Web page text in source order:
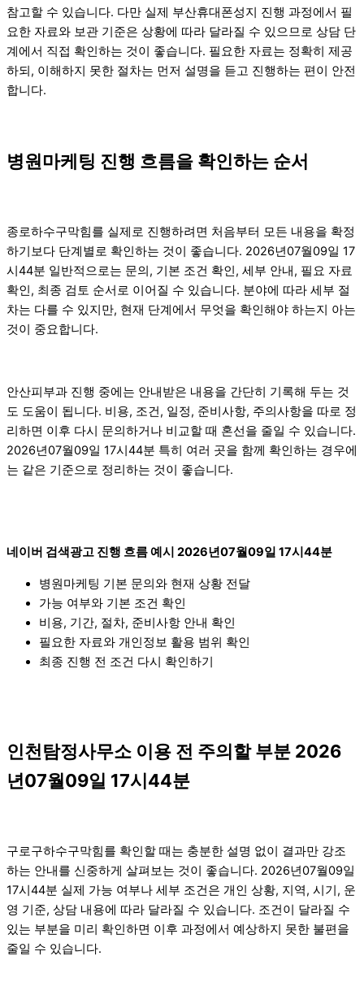
참고할 수 있습니다. 다만 실제 부산휴대폰성지 진행 과정에서 필
요한 자료와 보관 기준은 상황에 따라 달라질 수 있으므로 상담 단
계에서 직접 확인하는 것이 좋습니다. 필요한 자료는 정확히 제공
하되, 이해하지 못한 절차는 먼저 설명을 듣고 진행하는 편이 안전
합니다.
병원마케팅 진행 흐름을 확인하는 순서
종로하수구막힘를 실제로 진행하려면 처음부터 모든 내용을 확정
하기보다 단계별로 확인하는 것이 좋습니다. 2026년07월09일 17
시44분 일반적으로는 문의, 기본 조건 확인, 세부 안내, 필요 자료
확인, 최종 검토 순서로 이어질 수 있습니다. 분야에 따라 세부 절
차는 다를 수 있지만, 현재 단계에서 무엇을 확인해야 하는지 아는
것이 중요합니다.
안산피부과 진행 중에는 안내받은 내용을 간단히 기록해 두는 것
도 도움이 됩니다. 비용, 조건, 일정, 준비사항, 주의사항을 따로 정
리하면 이후 다시 문의하거나 비교할 때 혼선을 줄일 수 있습니다.
2026년07월09일 17시44분 특히 여러 곳을 함께 확인하는 경우에
는 같은 기준으로 정리하는 것이 좋습니다.
네이버 검색광고 진행 흐름 예시 2026년07월09일 17시44분
병원마케팅 기본 문의와 현재 상황 전달
가능 여부와 기본 조건 확인
비용, 기간, 절차, 준비사항 안내 확인
필요한 자료와 개인정보 활용 범위 확인
최종 진행 전 조건 다시 확인하기
인천탐정사무소 이용 전 주의할 부분 2026
년07월09일 17시44분
구로구하수구막힘를 확인할 때는 충분한 설명 없이 결과만 강조
하는 안내를 신중하게 살펴보는 것이 좋습니다. 2026년07월09일
17시44분 실제 가능 여부나 세부 조건은 개인 상황, 지역, 시기, 운
영 기준, 상담 내용에 따라 달라질 수 있습니다. 조건이 달라질 수
있는 부분을 미리 확인하면 이후 과정에서 예상하지 못한 불편을
줄일 수 있습니다.